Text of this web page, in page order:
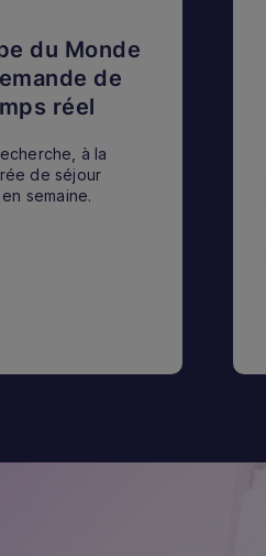
du Monde
de
réel
à la
de séjour
semaine.